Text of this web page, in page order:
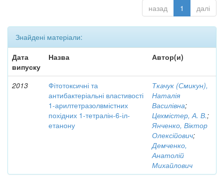
назад 1 далі
Знайдені матеріали:
Дата
випуску
Назва Автор(и)
2013
Фітотоксичні та
антибактеріальні властивості
1-арилтетразолвмістних
похідних 1-тетралін-6-іл-
етанону
Ткачук (Смикун),
Наталія
Василівна;
Цехмістер, А. В.;
Янченко, Віктор
Олексійович;
Демченко,
Анатолій
Михайлович